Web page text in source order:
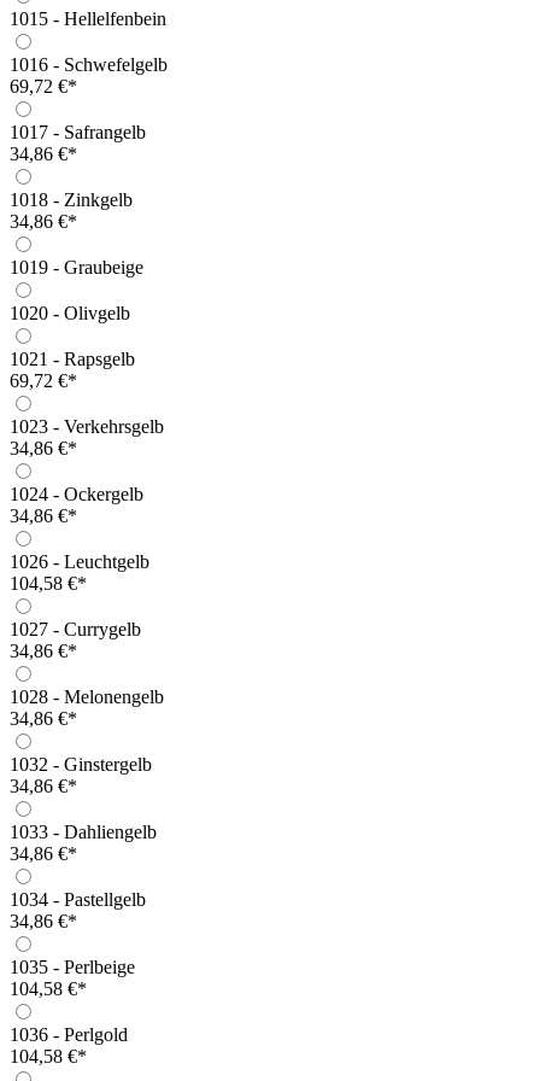
1015 - Hellelfenbein
1016 - Schwefelgelb
69,72 €*
1017 - Safrangelb
34,86 €*
1018 - Zinkgelb
34,86 €*
1019 - Graubeige
1020 - Olivgelb
1021 - Rapsgelb
69,72 €*
1023 - Verkehrsgelb
34,86 €*
1024 - Ockergelb
34,86 €*
1026 - Leuchtgelb
104,58 €*
1027 - Currygelb
34,86 €*
1028 - Melonengelb
34,86 €*
1032 - Ginstergelb
34,86 €*
1033 - Dahliengelb
34,86 €*
1034 - Pastellgelb
34,86 €*
1035 - Perlbeige
104,58 €*
1036 - Perlgold
104,58 €*